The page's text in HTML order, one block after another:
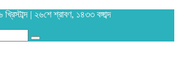
| ২৬শে শ্রাবণ, ১৪৩৩ বঙ্গাব্দ